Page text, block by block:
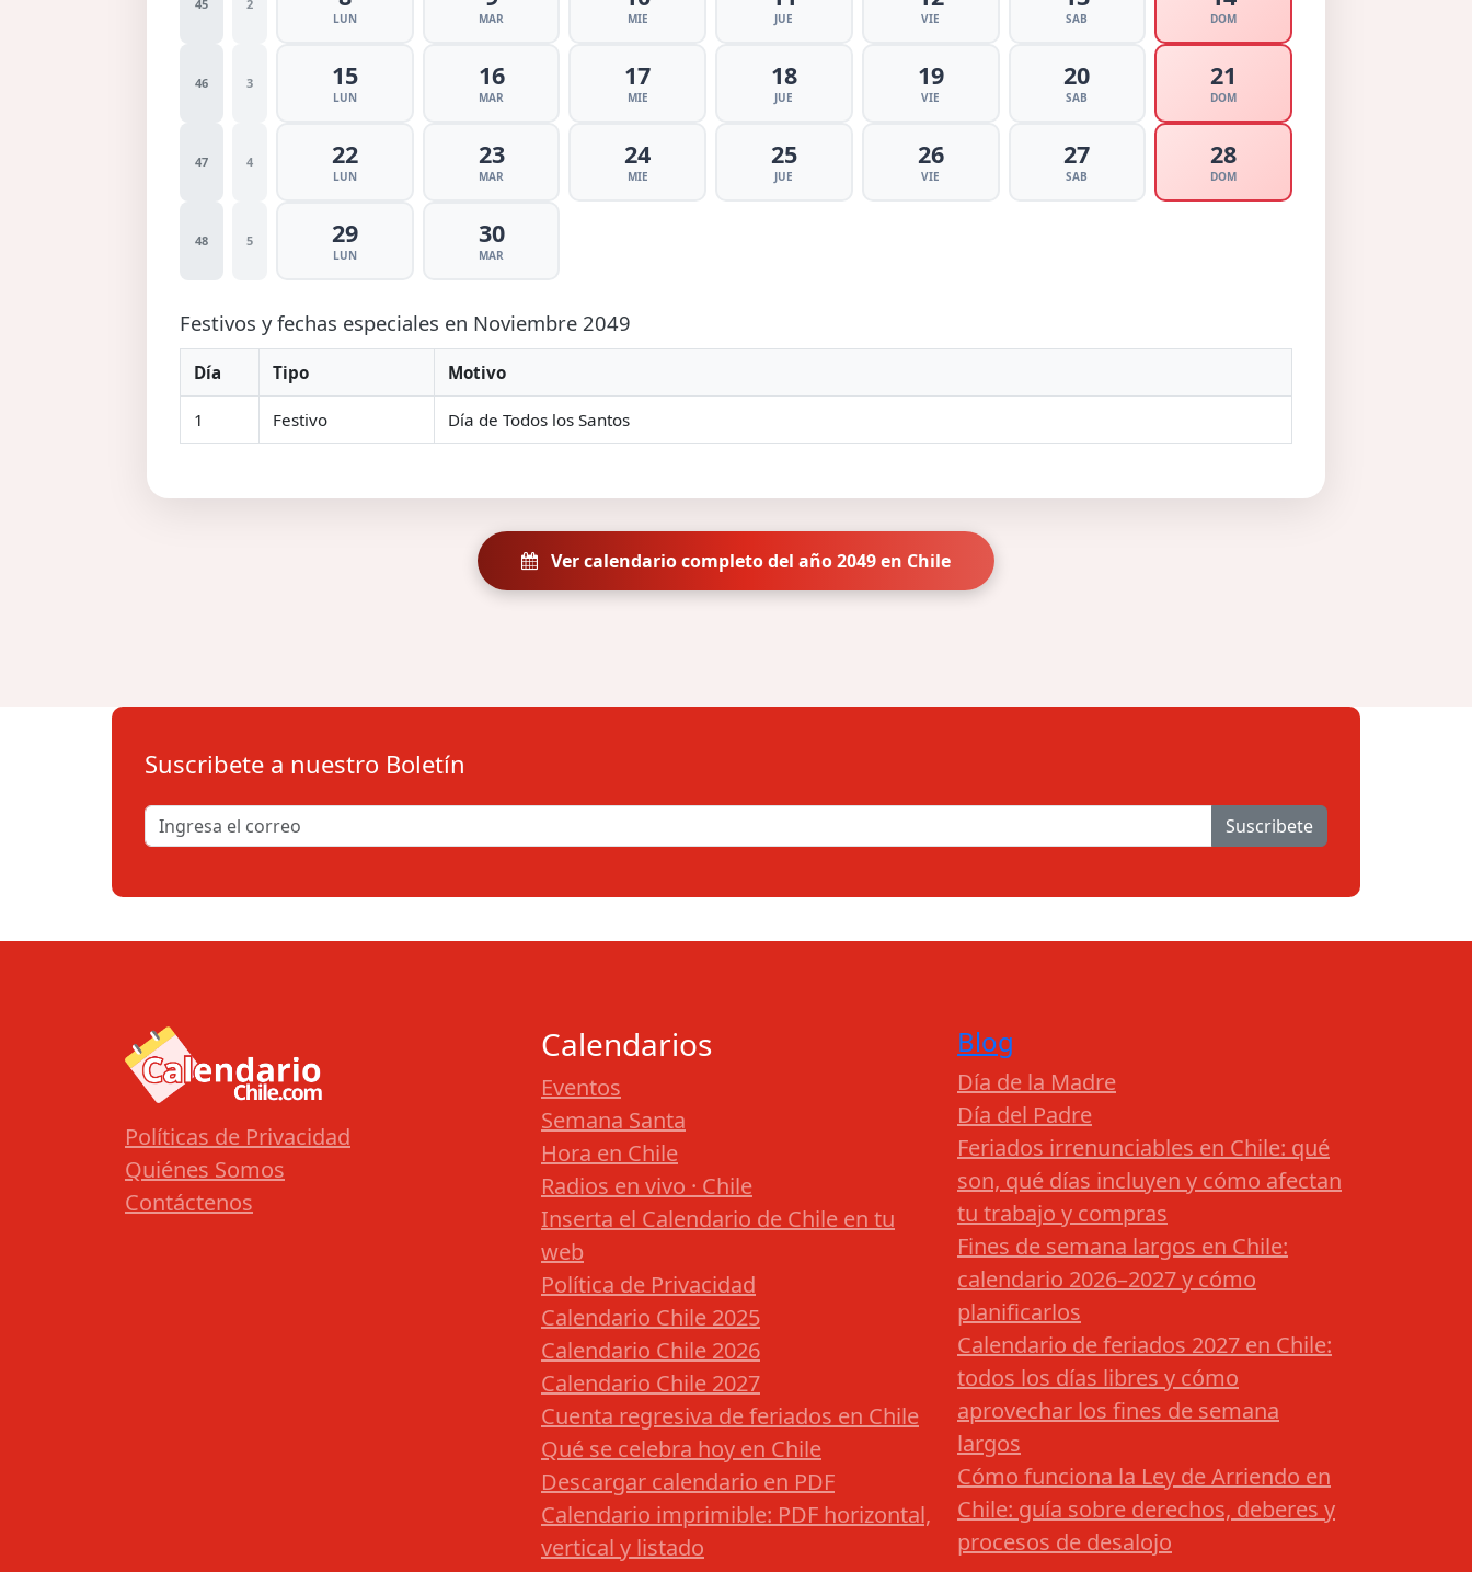
45 2
LUN MAR MIE JUE VIE SAB DOM
46 3 15
LUN
16
MAR
17
MIE
18
JUE
19
VIE
20
SAB
21
DOM
47 4 22
LUN
23
MAR
24
MIE
25
JUE
26
VIE
27
SAB
28
DOM
48 5 29
LUN
30
MAR
Festivos y fechas especiales en Noviembre 2049
Día Tipo Motivo
1 Festivo Día de Todos los Santos
Ver calendario completo del año 2049 en Chile
Suscribete a nuestro Boletín
Suscribete
Políticas de Privacidad
Quiénes Somos
Contáctenos
Calendarios
Eventos
Semana Santa
Hora en Chile
Radios en vivo · Chile
Inserta el Calendario de Chile en tu
web
Política de Privacidad
Calendario Chile 2025
Calendario Chile 2026
Calendario Chile 2027
Cuenta regresiva de feriados en Chile
Qué se celebra hoy en Chile
Descargar calendario en PDF
Calendario imprimible: PDF horizontal,
vertical y listado
Blog
Día de la Madre
Día del Padre
Feriados irrenunciables en Chile: qué
son, qué días incluyen y cómo afectan
tu trabajo y compras
Fines de semana largos en Chile:
calendario 2026–2027 y cómo
planificarlos
Calendario de feriados 2027 en Chile:
todos los días libres y cómo
aprovechar los fines de semana
largos
Cómo funciona la Ley de Arriendo en
Chile: guía sobre derechos, deberes y
procesos de desalojo